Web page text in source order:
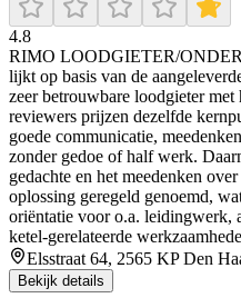
4.8
RIMO LOODGIETER/
lijkt op basis van de
zeer betrouwbare loodgieter
reviewers prijzen dezelfde
goede communicatie,
zonder gedoe of half werk.
gedachte en het meedenken
oplossing geregeld genoemd,
oriëntatie voor o.a. leidingwerk,
ketel-gerelateerde
Elsstraat 64, 2565 KP Den
Bekijk details